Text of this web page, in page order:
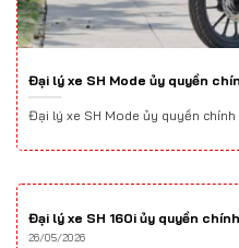
Đại lý xe SH Mode ủy quyền
Đại lý xe SH Mode ủy quyền
Đại lý xe SH 160i ủy quyền
26/05/2026